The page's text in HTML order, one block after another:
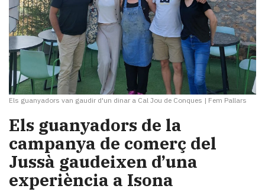
Els guanyadors van gaudir d'un dinar a Cal Jou de Conques | Fem Pallars
Els guanyadors de la
campanya de comerç del
Jussà gaudeixen d’una
experiència a Isona